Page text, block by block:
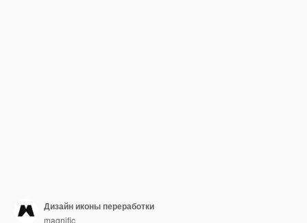
Дизайн иконы переработки
magnific